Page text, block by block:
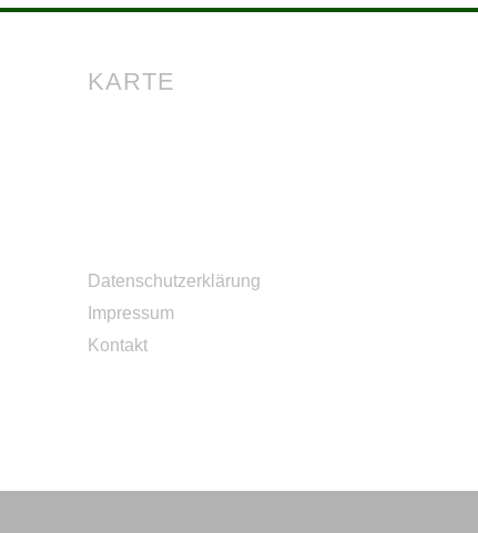
KARTE
Datenschutzerklärung
Impressum
Kontakt